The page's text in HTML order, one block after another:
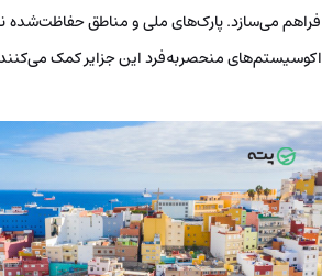
فراهم می‌سازد. پارک‌های ملی و مناطق حفاظت‌شده
اکوسیستم‌های منحصربه‌فرد این جزایر کمک